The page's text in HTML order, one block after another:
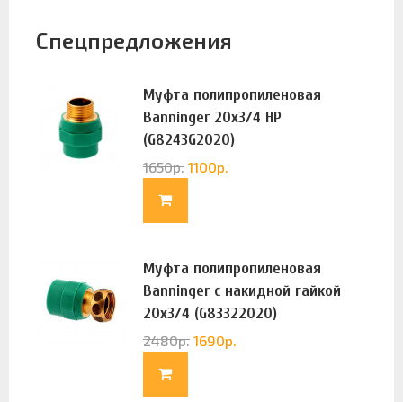
Спецпредложения
Муфта полипропиленовая
Banninger 20х3/4 НР
(G8243G2020)
1650р. 1100р.
Муфта полипропиленовая
Banninger с накидной гайкой
20х3/4 (G83322020)
2480р. 1690р.